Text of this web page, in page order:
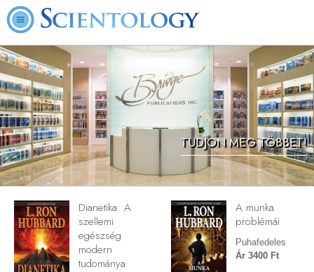
TUDJON MEG TÖBBET!
Dianetika: A
szellemi
egészség
modern
tudománya
A munka
problémái
Puhafedeles
Ár 3400 Ft